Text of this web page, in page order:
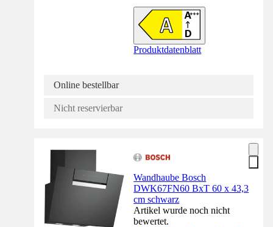
Produktdatenblatt
Online bestellbar
Nicht reservierbar
Wandhaube Bosch
DWK67FN60 BxT 60 x 43,3
cm schwarz
Artikel wurde noch nicht
bewertet.